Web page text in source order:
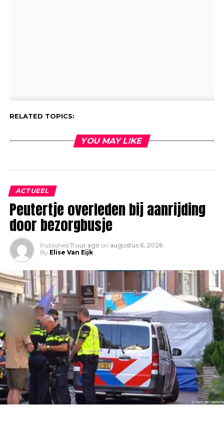
RELATED TOPICS:
YOU MAY LIKE
ACTUEEL
Peutertje overleden bij aanrijding
door bezorgbusje
Published 11 uur ago on augustus 6, 2026
By Elise Van Eijk